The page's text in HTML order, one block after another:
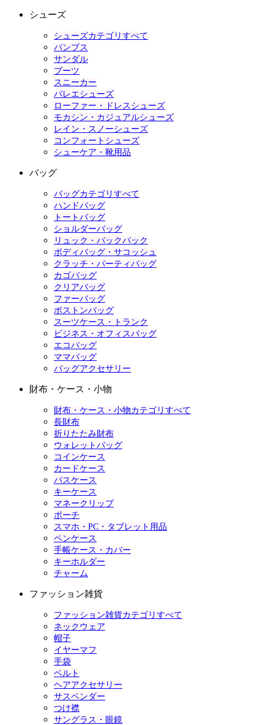
シューズ
シューズカテゴリすべて
パンプス
サンダル
ブーツ
スニーカー
バレエシューズ
ローファー・ドレスシューズ
モカシン・カジュアルシューズ
レイン・スノーシューズ
コンフォートシューズ
シューケア・靴用品
バッグ
バッグカテゴリすべて
ハンドバッグ
トートバッグ
ショルダーバッグ
リュック・バックパック
ボディバッグ・サコッシュ
クラッチ・パーティバッグ
カゴバッグ
クリアバッグ
ファーバッグ
ボストンバッグ
スーツケース・トランク
ビジネス・オフィスバッグ
エコバッグ
ママバッグ
バッグアクセサリー
財布・ケース・小物
財布・ケース・小物カテゴリすべて
長財布
折りたたみ財布
ウォレットバッグ
コインケース
カードケース
パスケース
キーケース
マネークリップ
ポーチ
スマホ・PC・タブレット用品
ペンケース
手帳ケース・カバー
キーホルダー
チャーム
ファッション雑貨
ファッション雑貨カテゴリすべて
ネックウェア
帽子
イヤーマフ
手袋
ベルト
ヘアアクセサリー
サスペンダー
つけ襟
サングラス・眼鏡